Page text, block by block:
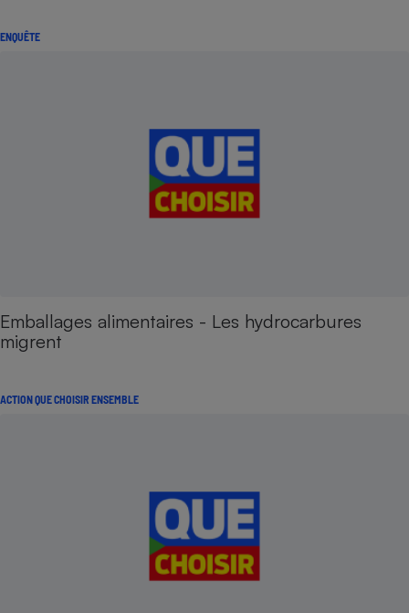
ENQUÊTE
Emballages alimentaires - Les hydrocarbures
migrent
ACTION QUE CHOISIR ENSEMBLE